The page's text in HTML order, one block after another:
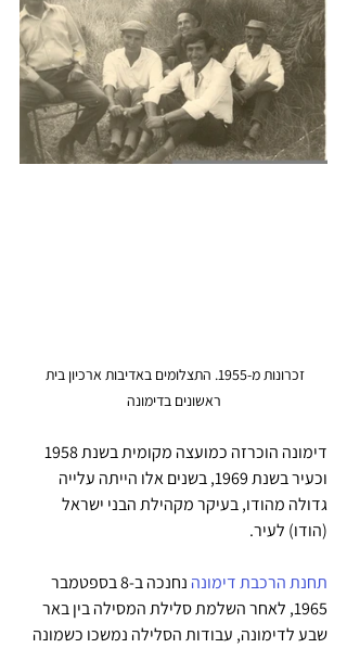
זכרונות מ-1955. התצלומים באדיבות ארכיון בית
ראשונים בדימונה
וכעיר בשנת 1969, בשנים אלו הייתה עלייה
גדולה מהודו, בעיקר מקהילת הבני ישראל
(הודו) לעיר.
תחנת הרכבת דימונה
נחנכה ב-8 בספטמבר
1965, לאחר השלמת סלילת המסילה בין באר
שבע לדימונה, עבודות הסלילה נמשכו כשמונה